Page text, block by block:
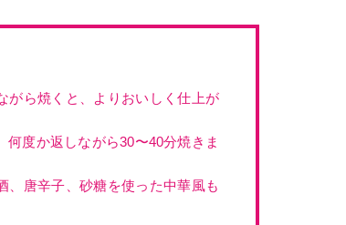
がら焼くと、よりおいしく仕上が
度か返しながら30〜40分焼きま
、唐辛子、砂糖を使った中華風も